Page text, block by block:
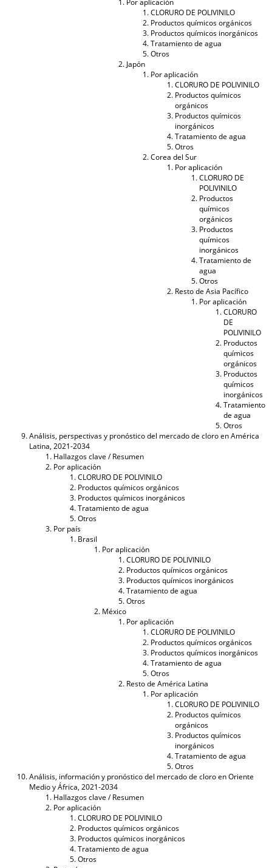
CLORURO DE POLIVINILO
Productos químicos orgánicos
Productos químicos inorgánicos
Tratamiento de agua
Otros
Japón
Por aplicación
CLORURO DE POLIVINILO
Productos químicos
orgánicos
Productos químicos
inorgánicos
Tratamiento de agua
Otros
Corea del Sur
Por aplicación
CLORURO DE
POLIVINILO
Productos
químicos
orgánicos
Productos
químicos
inorgánicos
Tratamiento de
agua
Otros
Resto de Asia Pacífico
Por aplicación
CLORURO
DE
POLIVINILO
Productos
químicos
orgánicos
Productos
químicos
inorgánicos
Tratamiento
de agua
Otros
Análisis, perspectivas y pronóstico del mercado de cloro en América
Latina, 2021-2034
Hallazgos clave / Resumen
Por aplicación
CLORURO DE POLIVINILO
Productos químicos orgánicos
Productos químicos inorgánicos
Tratamiento de agua
Otros
Por país
Brasil
Por aplicación
CLORURO DE POLIVINILO
Productos químicos orgánicos
Productos químicos inorgánicos
Tratamiento de agua
Otros
México
Por aplicación
CLORURO DE POLIVINILO
Productos químicos orgánicos
Productos químicos inorgánicos
Tratamiento de agua
Otros
Resto de América Latina
Por aplicación
CLORURO DE POLIVINILO
Productos químicos
orgánicos
Productos químicos
inorgánicos
Tratamiento de agua
Otros
Análisis, información y pronóstico del mercado de cloro en Oriente
Medio y África, 2021-2034
Hallazgos clave / Resumen
Por aplicación
CLORURO DE POLIVINILO
Productos químicos orgánicos
Productos químicos inorgánicos
Tratamiento de agua
Otros